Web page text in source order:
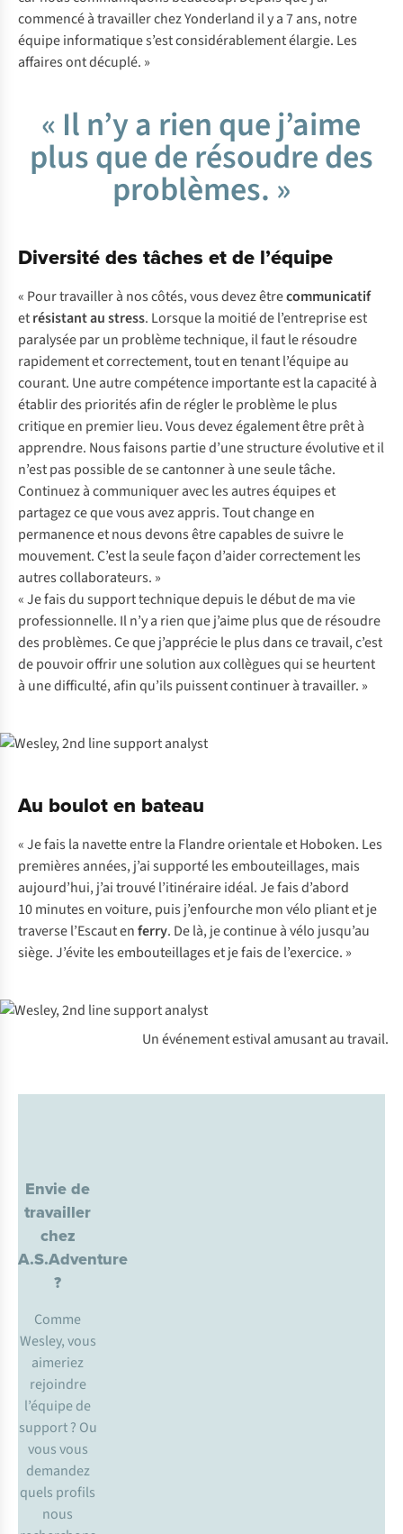
commencé à travailler chez Yonderland il y a 7 ans, notre
équipe informatique s’est considérablement élargie. Les
affaires ont décuplé. »
« Il n’y a rien que j’aime
plus que de résoudre des
problèmes. »
Diversité des tâches et de l’équipe
« Pour travailler à nos côtés, vous devez êtrecommunicatif
etrésistant au stress. Lorsque la moitié de l’entreprise est
paralysée par un problème technique, il faut le résoudre
rapidement et correctement, tout en tenant l’équipe au
courant. Une autre compétence importante est la capacité à
établir des priorités afin de régler le problème le plus
critique en premier lieu. Vous devez également être prêt à
apprendre. Nous faisons partie d’une structure évolutive et il
n’est pas possible de se cantonner à une seule tâche.
Continuez à communiquer avec les autres équipes et
partagez ce que vous avez appris. Tout change en
permanence et nous devons être capables de suivre le
mouvement. C’est la seule façon d’aider correctement les
autres collaborateurs. »
« Je fais du support technique depuis le début de ma vie
professionnelle. Il n’y a rien que j’aime plus que de résoudre
des problèmes. Ce que j’apprécie le plus dans ce travail, c’est
de pouvoir offrir une solution aux collègues qui se heurtent
à une difficulté, afin qu’ils puissent continuer à travailler. »
Au boulot en bateau
« Je fais la navette entre la Flandre orientale et Hoboken. Les
premières années, j’ai supporté les embouteillages, mais
aujourd’hui, j’ai trouvé l’itinéraire idéal. Je fais d’abord
10 minutes en voiture, puis j’enfourche mon vélo pliant et je
traverse l’Escaut enferry. De là, je continue à vélo jusqu’au
siège. J’évite les embouteillages et je fais de l’exercice. »
Un événement estival amusant au travail.
Envie de
travailler
chez
A.S.Adventure
?
Comme
Wesley, vous
aimeriez
rejoindre
l’équipe de
support ? Ou
vous vous
demandez
quels profils
nous